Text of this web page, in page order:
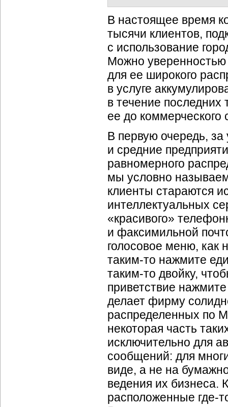
В настоящее время
тысячи клиентов,
с использование
Можно уверенностью
для ее широкого
в услуге
в течение последних
ее до коммерческого
В первую очередь, за
и средние
равномерного
мы условно
клиенты стараются
интеллектуальных
«красивого»
и факсимильной
голосовое меню, как
таким-то нажмите
таким-то двойку,
приветствие
делает фирму
распределенных по
некоторая часть
исключительно для
сообщений: для
виде, а не на
ведения их бизнеса.
расположенные где-